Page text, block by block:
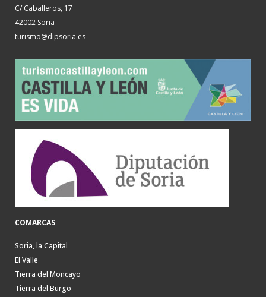
C/ Caballeros, 17
42002 Soria
turismo@dipsoria.es
COMARCAS
Soria, la Capital
El Valle
Tierra del Moncayo
Tierra del Burgo